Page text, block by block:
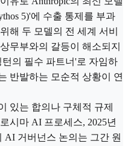
5)'에 수출 통제를 부과
해 두 모델의 전 세계 서비
무부와의 갈등이 해소되지
의 필수 파트너'로 자임하
반발하는 모순적 상황이 연
있는 합의나 구체적 규제
시마 AI 프로세스, 2025년
AI 거버넌스 논의는 그간 원